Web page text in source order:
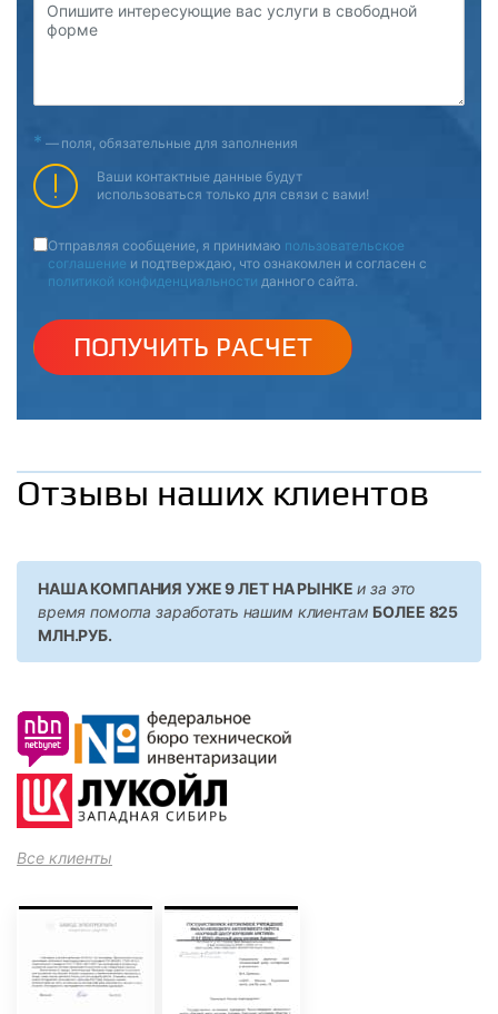
Опишите интересующие вас услуги в свободной
форме
* — поля, обязательные для заполнения
Ваши контактные данные будут
использоваться только для связи с вами!
Отправляя сообщение, я принимаю пользовательское
соглашение и подтверждаю, что ознакомлен и согласен с
политикой конфиденциальности данного сайта.
ПОЛУЧИТЬ РАСЧЕТ
Отзывы наших клиентов
НАША КОМПАНИЯ УЖЕ 9 ЛЕТ НА РЫНКЕ и за это
время помогла заработать нашим клиентам БОЛЕЕ 825
МЛН.РУБ.
Все клиенты